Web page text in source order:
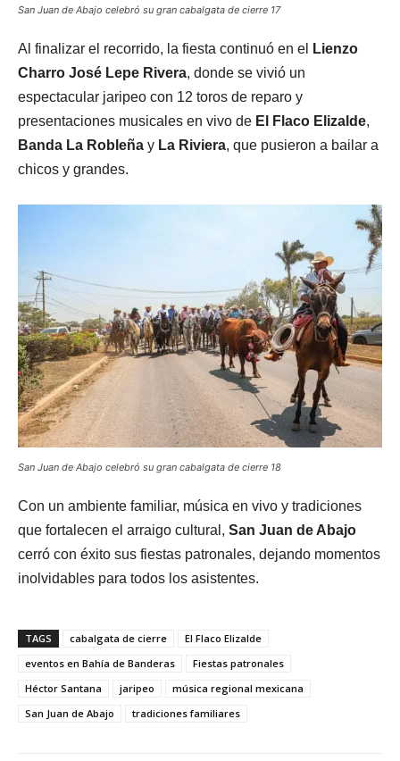
San Juan de Abajo celebró su gran cabalgata de cierre 17
Al finalizar el recorrido, la fiesta continuó en el
Lienzo
Charro José Lepe Rivera, donde se vivió un
espectacular jaripeo con 12 toros de reparo y
presentaciones musicales en vivo de El Flaco Elizalde,
Banda La Robleña y La Riviera, que pusieron a bailar a
chicos y grandes.
San Juan de Abajo celebró su gran cabalgata de cierre 18
Con un ambiente familiar, música en vivo y tradiciones
que fortalecen el arraigo cultural, San Juan de Abajo
cerró con éxito sus fiestas patronales, dejando momentos
inolvidables para todos los asistentes.
TAGS cabalgata de cierre
El Flaco Elizalde
eventos en Bahía de Banderas
Fiestas patronales
Héctor Santana
jaripeo
música regional mexicana
San Juan de Abajo
tradiciones familiares